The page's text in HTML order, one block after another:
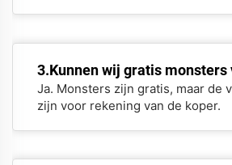
3.Kunnen wij gratis
Ja. Monsters zijn gratis, maar de
zijn voor rekening van de koper.